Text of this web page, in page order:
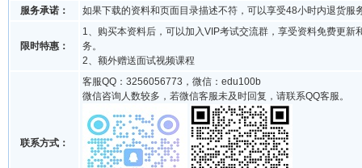
服务承诺：
如果下载的资料和页面目录描述不符，可以享受48小时内退货服
限时特惠：
1、购买本资料后，可以加入VIP考试交流群，享受资料免费更新
务。
2、额外赠送面试视频课程
联系方式：
客服QQ：3256056773，微信：edu100b
微信咨询人数较多，若微信客服未及时回复，请联系QQ客服。